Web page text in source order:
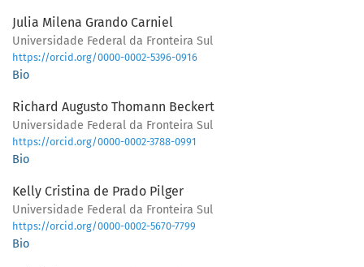
Julia Milena Grando Carniel
Universidade Federal da Fronteira Sul
https://orcid.org/0000-0002-5396-0916
Bio
Richard Augusto Thomann Beckert
Universidade Federal da Fronteira Sul
https://orcid.org/0000-0002-3788-0991
Bio
Kelly Cristina de Prado Pilger
Universidade Federal da Fronteira Sul
https://orcid.org/0000-0002-5670-7799
Bio